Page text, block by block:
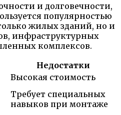
и долговечности,
популярностью
жилых зданий, но и
инфраструктурных
комплексов.
Недостатки
Высокая стоимость
Требует специальных
навыков при монтаже